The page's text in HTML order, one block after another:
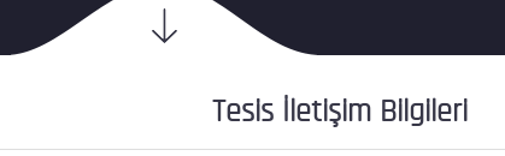
Tesis İletişim Bilgileri